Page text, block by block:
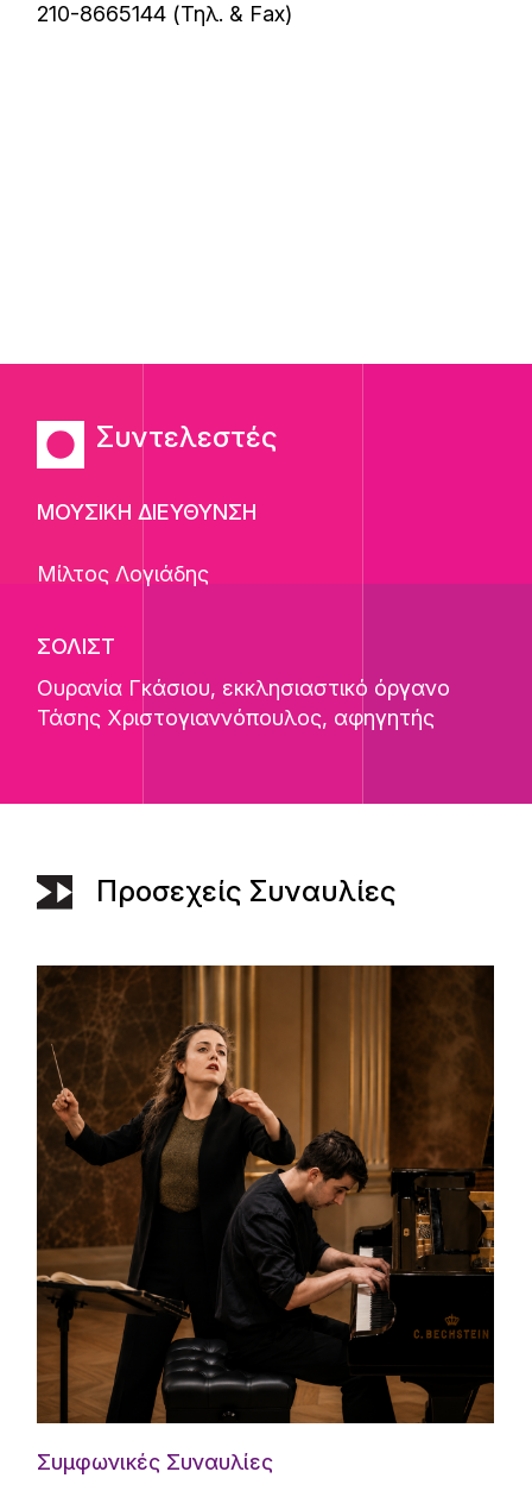
210-8665144 (Τηλ. & Fax)
Συντελεστές
ΜΟΥΣΙΚΗ ΔΙΕΥΘΥΝΣΗ
Μίλτος Λογιάδης
ΣΟΛΙΣΤ
Ουρανία Γκάσιου, εκκλησιαστικό όργανο
Τάσης Χριστογιαννόπουλος, αφηγητής
Προσεχείς Συναυλίες
Συμφωνικές Συναυλίες